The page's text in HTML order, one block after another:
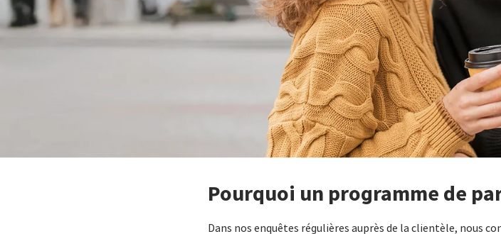
Pourquoi un programme de
Dans nos enquêtes régulières auprès de la clientèle, nous